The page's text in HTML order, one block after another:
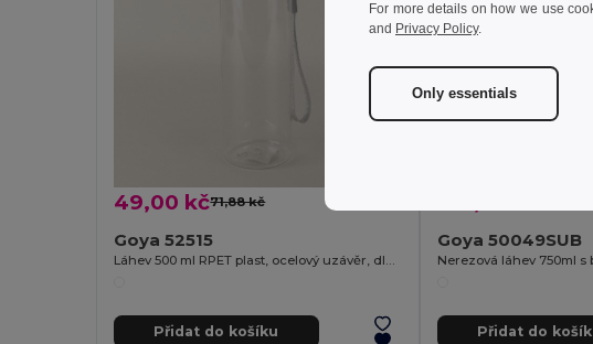
49,00 kč71,88 kč
Goya 52515
Přidat do košíku
Goya 50049SUB
Přidat do
For more details on how we use
and Privacy Policy.
Only essentials